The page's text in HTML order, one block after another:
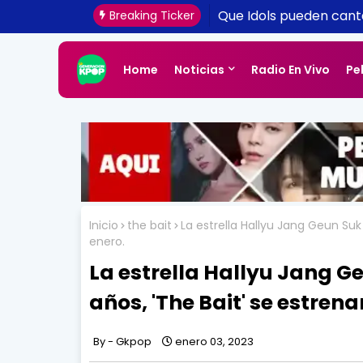
Breaking Ticker
Que Idols pueden
escuchemos música
¿Plagio? Ritmos del
canciones
Home Noticias Radio En Vivo
Inicio the bait
La estrella Hallyu Jang Geun
enero.
La estrella Hallyu Jang
años, 'The Bait' se
Gkpop enero 03, 2023